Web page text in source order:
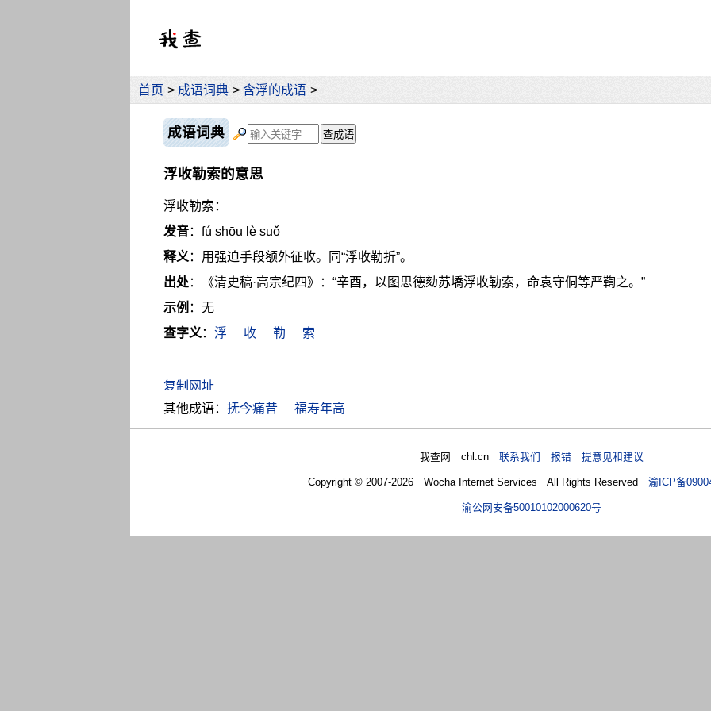
首页 > 成语词典 > 含浮的成语 >
成语词典
浮收勒索的意思
浮收勒索：
发音：fú shōu lè suǒ
释义：用强迫手段额外征收。同“浮收勒折”。
出处：《清史稿·高宗纪四》：“辛酉，以图思德劾苏墧浮收勒索，命袁守侗等严鞫之。”
示例 ：无
查字义： 浮 收 勒 索
其他成语： 抚今痛昔 福寿年高
我查网 chl.cn联系我们 报错 提意见和建议
Copyright © 2007-2026 Wocha Internet Services All Rights Reserved渝ICP备
渝公网安备50010102000620号